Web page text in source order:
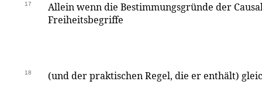
17
Allein wenn die Bestimmungsgründe der
Freiheitsbegriffe
18 (und der praktischen Regel, die er enthält)